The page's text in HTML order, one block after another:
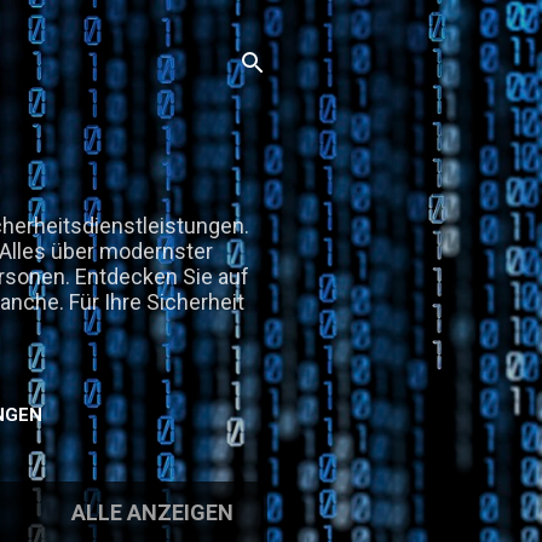
über modernster
Entdecken Sie auf
Für Ihre Sicherheit
ALLE ANZEIGEN